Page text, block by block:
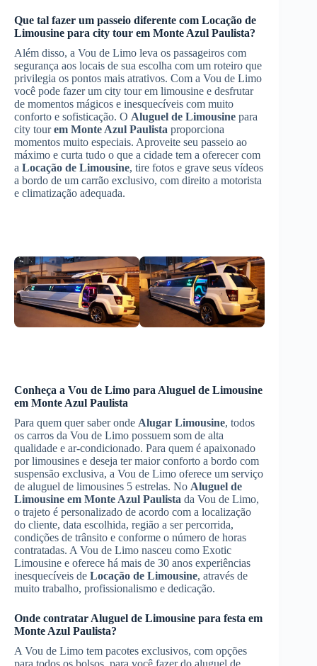
Que tal fazer um passeio diferente com Locação de
Limousine para city tour em Monte Azul Paulista?
Além disso, a Vou de Limo leva os passageiros com
segurança aos locais de sua escolha com um roteiro que
privilegia os pontos mais atrativos. Com a Vou de Limo
você pode fazer um city tour em limousine e desfrutar
de momentos mágicos e inesquecíveis com muito
conforto e sofisticação. O Aluguel de Limousine para
city tourem Monte Azul Paulista proporciona
momentos muito especiais. Aproveite seu passeio ao
máximo e curta tudo o que a cidade tem a oferecer com
a Locação de Limousine, tire fotos e grave seus vídeos
a bordo de um carrão exclusivo, com direito a motorista
e climatização adequada.
Conheça a Vou de Limo para Aluguel de Limousine
em Monte Azul Paulista
Para quem quer saber onde Alugar Limousine, todos
os carros da Vou de Limo possuem som de alta
qualidade e ar-condicionado. Para quem é apaixonado
por limousines e deseja ter maior conforto a bordo com
suspensão exclusiva, a Vou de Limo oferece um serviço
de aluguel de limousines 5 estrelas. No Aluguel de
Limousine em Monte Azul Paulista da Vou de Limo,
o trajeto é personalizado de acordo com a localização
do cliente, data escolhida, região a ser percorrida,
condições de trânsito e conforme o número de horas
contratadas. A Vou de Limo nasceu como Exotic
Limousine e oferece há mais de 30 anos experiências
inesquecíveis de Locação de Limousine, através de
muito trabalho, profissionalismo e dedicação.
Onde contratar Aluguel de Limousine para festa em
Monte Azul Paulista?
A Vou de Limo tem pacotes exclusivos, com opções
para todos os bolsos, para você fazer do aluguel de